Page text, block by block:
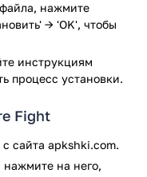
10 отдельных
весьма быстрой
персонажей.
героев для
друга в одной
на
собираются
нажмите
→ 'OK', чтобы
инструкциям
процесс установки.
Fight
сайта apkshki.com.
на него,